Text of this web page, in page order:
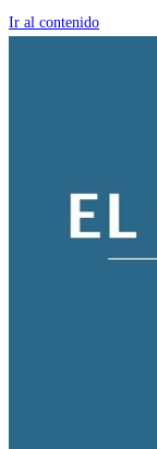
Ir al contenido